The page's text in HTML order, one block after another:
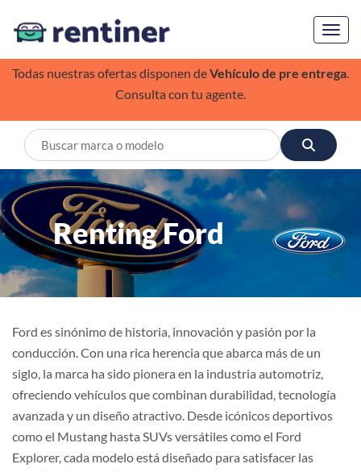
Todas nuestras ofertas disponen deVehículo de pre entrega.
Consulta con tu agente.
Renting Ford
Ford es sinónimo de historia, innovación y pasión por la
conducción. Con una rica herencia que abarca más de un
siglo, la marca ha sido pionera en la industria automotriz,
ofreciendo vehículos que combinan durabilidad, tecnología
avanzada y un diseño atractivo. Desde icónicos deportivos
como el Mustang hasta SUVs versátiles como el Ford
Explorer, cada modelo está diseñado para satisfacer las